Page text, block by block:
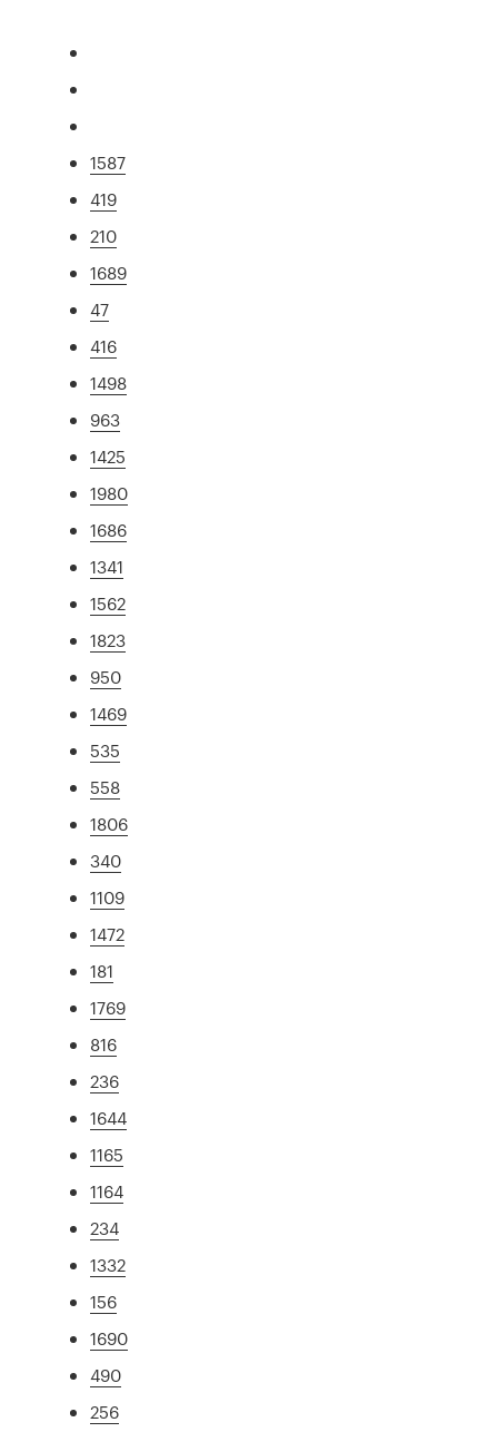
1587
419
210
1689
47
416
1498
963
1425
1980
1686
1341
1562
1823
950
1469
535
558
1806
340
1109
1472
181
1769
816
236
1644
1165
1164
234
1332
156
1690
490
256